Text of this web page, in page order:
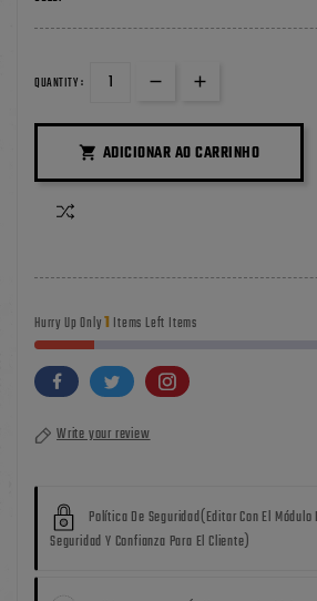
QUANTITY :
 ADICIONAR AO CARRINHO
Hurry Up Only1 Items Left Items
Write your review
Política De Seguridad(editar Con El
Seguridad Y Confianza Para El Cliente)